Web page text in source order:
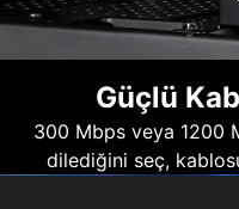
Güçlü
300 Mbps veya 1200
dilediğini seç,